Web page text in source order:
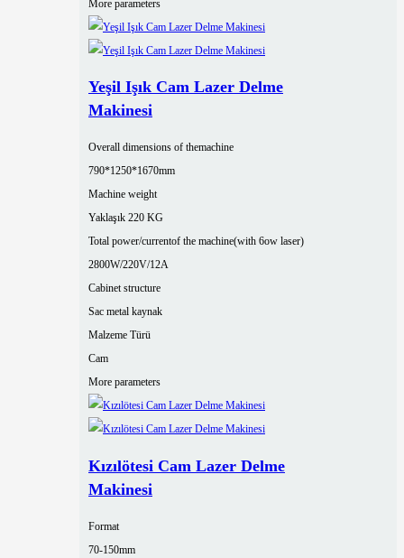
More parameters
Yeşil Işık Cam Lazer Delme
Makinesi
Overall dimensions of themachine
790*1250*1670mm
Machine weight
Yaklaşık 220 KG
Total power/currentof the machine(with 6ow laser)
2800W/220V/12A
Cabinet structure
Sac metal kaynak
Malzeme Türü
Cam
More parameters
Kızılötesi Cam Lazer Delme
Makinesi
Format
70-150mm